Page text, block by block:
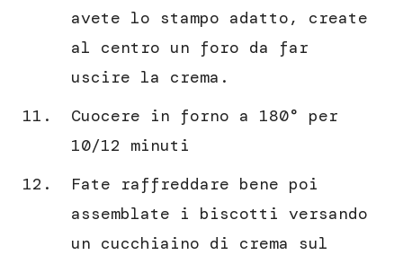
avete lo stampo adatto, create
al centro un foro da far
uscire la crema.
Cuocere in forno a 180° per
10/12 minuti
Fate raffreddare bene poi
assemblate i biscotti versando
un cucchiaino di crema sul